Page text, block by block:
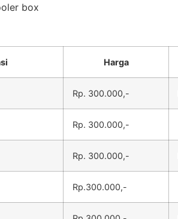
Harga
Rp. 300.000,-
Rp. 300.000,-
Rp. 300.000,-
Rp.300.000,-